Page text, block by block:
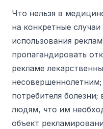
Что нельзя в
на конкретные
использования
пропагандировать
рекламе
потребителя
людям, что им
объект